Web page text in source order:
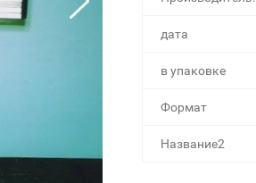
дата
в упаковке
Формат
Название2